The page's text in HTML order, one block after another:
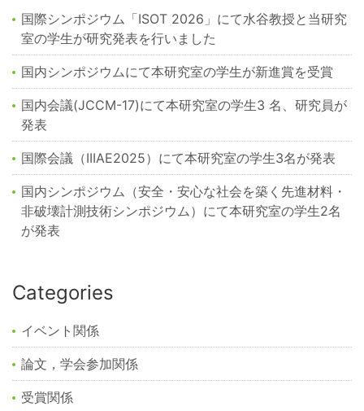
国際シンポジウム「ISOT 2026」にて水谷教授と当研究
室の学生が研究発表を行いました
国内シンポジウムにて本研究室の学生が新進賞を受賞
国内会議(JCCM-17)にて本研究室の学生3 名、研究員が
発表
国際会議（IIIAE2025）にて本研究室の学生3名が発表
国内シンポジウム（安全・安心な社会を築く先進材料・
非破壊計測技術シンポジウム）にて本研究室の学生2名
が発表
Categories
イベント関係
論文，学会参加関係
受賞関係